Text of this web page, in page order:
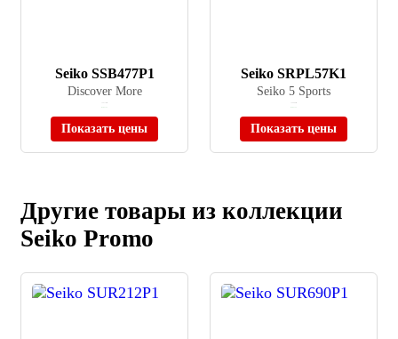
Seiko SSB477P1
Discover More
Показать цены
Seiko SRPL57K1
Seiko 5 Sports
Показать цены
Другие товары из коллекции
Seiko Promo